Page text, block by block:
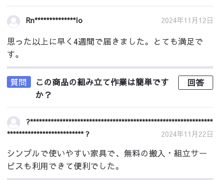
Rn**************Io 2024年11月12日
思った以上に早く4週間で届きました。とても満足で
す。
質問
この商品の組み立て作業は簡単です
か？
回答
?**************************************************************
************************** ?
2024年11月22日
シンプルで使いやすい家具で、無料の搬入・組立サー
ビスも利用できて便利でした。